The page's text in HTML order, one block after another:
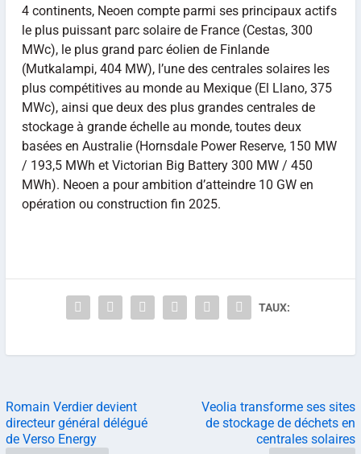
4 continents, Neoen compte parmi ses principaux actifs
le plus puissant parc solaire de France (Cestas, 300
MWc), le plus grand parc éolien de Finlande
(Mutkalampi, 404 MW), l’une des centrales solaires les
plus compétitives au monde au Mexique (El Llano, 375
MWc), ainsi que deux des plus grandes centrales de
stockage à grande échelle au monde, toutes deux
basées en Australie (Hornsdale Power Reserve, 150 MW
/ 193,5 MWh et Victorian Big Battery 300 MW / 450
MWh). Neoen a pour ambition d’atteindre 10 GW en
opération ou construction fin 2025.
TAUX:
Romain Verdier devient
directeur général délégué
de Verso Energy
Veolia transforme ses sites
de stockage de déchets en
centrales solaires